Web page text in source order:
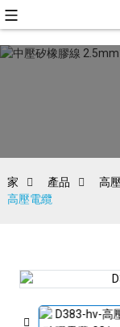
家 產品 高
高壓電纜